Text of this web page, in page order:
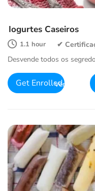
Iogurtes Caseiros
1.1 hour
Desvende todos os
Get Enrolled